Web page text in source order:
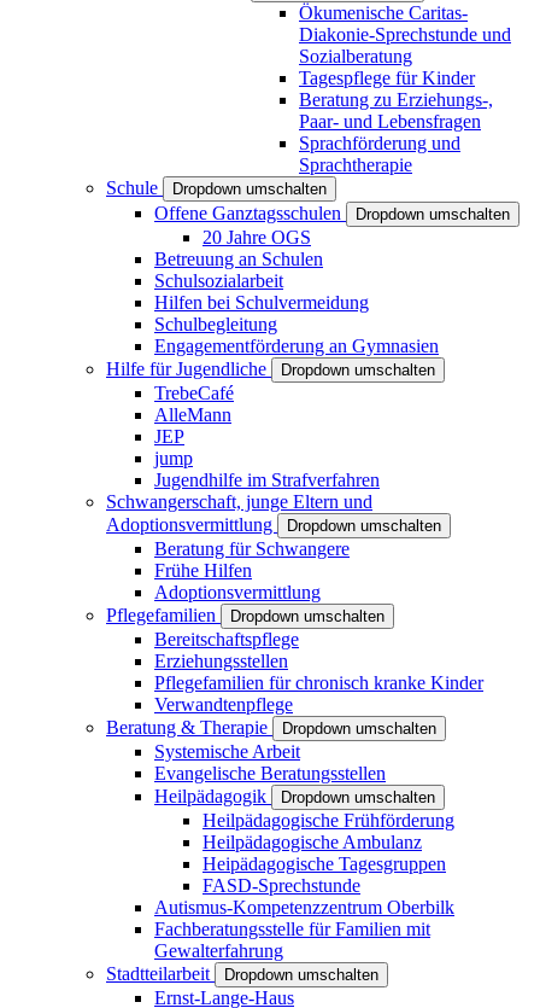
Ökumenische Caritas-
Diakonie-Sprechstunde und
Sozialberatung
Tagespflege für Kinder
Beratung zu Erziehungs-,
Paar- und Lebensfragen
Sprachförderung und
Sprachtherapie
Schule
Dropdown umschalten
Offene Ganztagsschulen Dropdown umschalten
20 Jahre OGS
Betreuung an Schulen
Schulsozialarbeit
Hilfen bei Schulvermeidung
Schulbegleitung
Engagementförderung an Gymnasien
Hilfe für Jugendliche
Dropdown umschalten
TrebeCafé
AlleMann
JEP
jump
Jugendhilfe im Strafverfahren
Schwangerschaft, junge Eltern und
Adoptionsvermittlung
Dropdown umschalten
Beratung für Schwangere
Frühe Hilfen
Adoptionsvermittlung
Pflegefamilien
Dropdown umschalten
Bereitschaftspflege
Erziehungsstellen
Pflegefamilien für chronisch kranke Kinder
Verwandtenpflege
Beratung & Therapie
Dropdown umschalten
Systemische Arbeit
Evangelische Beratungsstellen
Heilpädagogik
Dropdown umschalten
Heilpädagogische Frühförderung
Heilpädagogische Ambulanz
Heipädagogische Tagesgruppen
FASD-Sprechstunde
Autismus-Kompetenzzentrum Oberbilk
Fachberatungsstelle für Familien mit
Gewalterfahrung
Stadtteilarbeit
Dropdown umschalten
Ernst-Lange-Haus